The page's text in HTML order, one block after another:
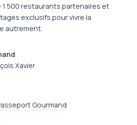
1 500 restaurants partenaires et
exclusifs pour vivre la
autrement.
Xavier
Gourmand